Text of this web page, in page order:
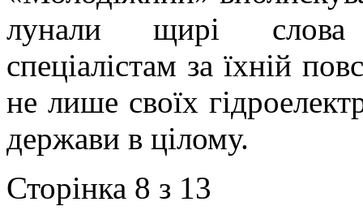
лунали щирі слова
спеціалістам за їхній
не лише своїх
держави в цілому.
Сторінка 8 з 13